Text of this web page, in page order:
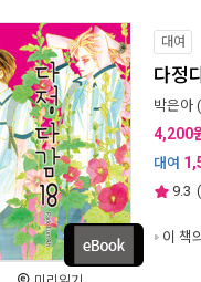
대여
다정
박은아
4,200
대여
9.3 (
이 책